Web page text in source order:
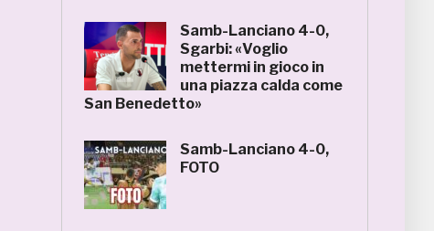
Samb-Lanciano 4-0,
Sgarbi: «Voglio
mettermi in gioco in
una piazza calda come
San Benedetto»
Samb-Lanciano 4-0,
FOTO